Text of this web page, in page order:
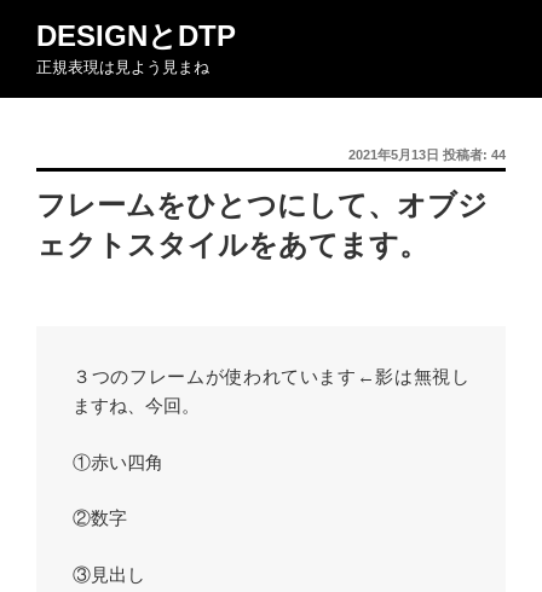
ン
DESIGNとDTP
正規表現は見よう見まね
投
稿
日:
2021年5月13日 投稿者: 44
フレームをひとつにして、オブジ
ェクトスタイルをあてます。
３つのフレームが使われています←影は無視し
ますね、今回。
①赤い四角
②数字
③見出し